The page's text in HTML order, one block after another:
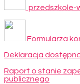
przedszkole-
Formularza
Deklaracja
Raport o stanie
publicznego